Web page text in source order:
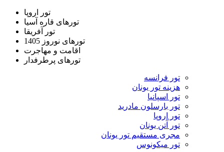
تور اروپا
تورهای قاره آسیا
تور آفریقا
تورهای نوروز 1405
اقامت و مهاجرت
تورهای پرطرفدار
تور فرانسه
هزینه تور یونان
تور اسپانیا
تور بارسلون مادرید
تور اروپا
تور آتن یونان
مجری مستقیم تور یونان
تور میکونوس